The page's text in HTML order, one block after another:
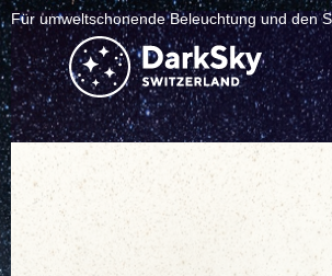
Für umweltschonende Beleuchtung und den